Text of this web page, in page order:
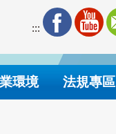
:::
環境 法規專區